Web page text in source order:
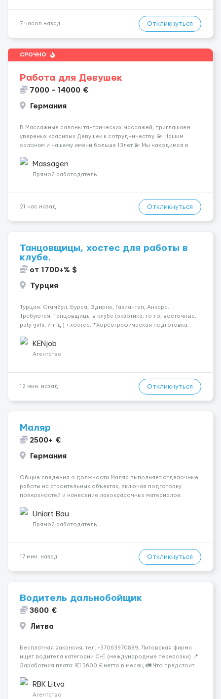
7 часов назад Откликнуться
СРОЧНО
Работа для Девушек
7000 - 14000 €
Германия
В Массажные салоны тантрических массажей, приглашаем
увереных красивых Девушек к сотрудничеству. 💫 Нашим
салонам и нашему имени больше 13лет 💫 Мы находимся в
заработная плата 💚Мы гарантируем Наличие работы. Поток 💝
incall / Out...
Massagen
Прямой работодатель
21 час назад Откликнуться
Танцовщицы, хостес для работы в
клубе.
от 1700+% $
Турция
Турция: Стамбул, Бурса, Эдирне, Газиантеп, Анкара.
Требуются: Танцовщицы в клубе (экзотика, го-го, восточные,
paty girls, и т. д.) + хостес. *Хореографическая подготовка;
загранпаспорта; Рабочая виза. Контракт от четырех месяцев
до год...
KENjob
Агентство
12 мин. назад Откликнуться
Маляр
2500+ €
Германия
Общие сведения о должности Маляр выполняет отделочные
работы на строительных объектах, включая подготовку
поверхностей и нанесение лакокрасочных материалов.
профессионалов на месте, приглашения делаем только для
профессионалов с доказательным портф...
Uniart Bau
Прямой работодатель
17 мин. назад Откликнуться
Водитель дальнобойщик
3600 €
Литва
Бесплатная вакансия, тел. +37063970889, Литовская фирма
ищет водителя категории C+E (международные перевозки) 📍
Заработная плата: 💶 3600 € нетто в месяц 🚛 Что предстоит
рефрижераторах. В среднем 400–500 км в день. Погрузки и
разгрузки ...
RBK Litva
Агентство